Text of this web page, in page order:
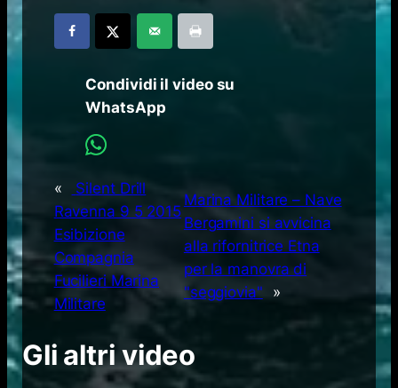
Condividi il video su
WhatsApp
«
Silent Drill
Ravenna 9 5 2015
Esibizione
Compagnia
Fucilieri Marina
Militare
Marina Militare – Nave
Bergamini si avvicina
alla rifornitrice Etna
per la manovra di
"seggiovia"
»
Gli altri video